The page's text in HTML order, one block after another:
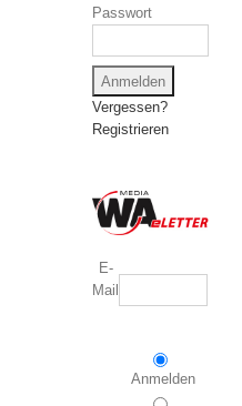
Passwort
Vergessen?
Registrieren
E-
Mail
Anmelden